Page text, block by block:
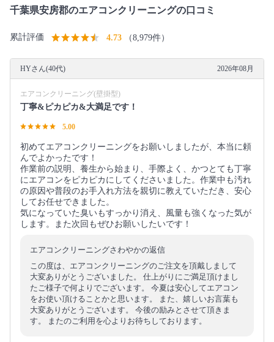
千葉県安房郡のエアコンクリーニングの口コミ
累計評価 4.73 （8,979件）
HYさん(40代) 2026年08月
エアコンクリーニング(壁掛型)
丁寧&ピカピカ&大満足です！
5.00
初めてエアコンクリーニングをお願いしましたが、本当に頼
んでよかったです！
作業前の説明、養生から始まり、手際よく、かつとても丁寧
にエアコンをピカピカにしてくださいました。作業中も汚れ
の原因や普段のお手入れ方法を親切に教えていただき、安心
してお任せできました。
気になっていた臭いもすっかり消え、風量も強くなった気が
します。また次回もぜひお願いしたいです！
エアコンクリーニングさわやかの返信
この度は、エアコンクリーニングのご注文を頂戴しまして
大変ありがとうございました。 仕上がりにご満足頂けまし
たご様子で何よりでございます。 今夏は安心してエアコン
をお使い頂けることかと思います。 また、嬉しいお言葉も
大変ありがとうございます。 今後の励みとさせて頂きま
す。 またのご利用を心よりお待ちしております。